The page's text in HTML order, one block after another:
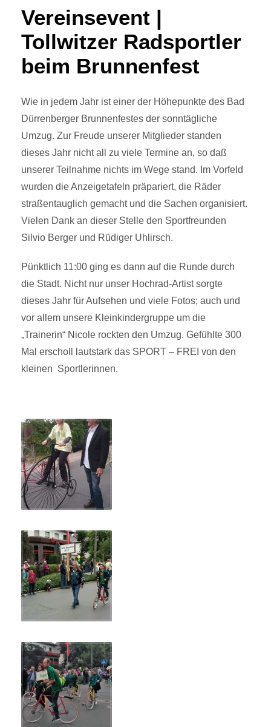
Vereinsevent |
Tollwitzer Radsportler
beim Brunnenfest
Wie in jedem Jahr ist einer der Höhepunkte des Bad
Dürrenberger Brunnenfestes der sonntägliche
Umzug. Zur Freude unserer Mitglieder standen
dieses Jahr nicht all zu viele Termine an, so daß
unserer Teilnahme nichts im Wege stand. Im Vorfeld
wurden die Anzeigetafeln präpariert, die Räder
straßentauglich gemacht und die Sachen organisiert.
Vielen Dank an dieser Stelle den Sportfreunden
Silvio Berger und Rüdiger Uhlirsch.
Pünktlich 11:00 ging es dann auf die Runde durch
die Stadt. Nicht nur unser Hochrad-Artist sorgte
dieses Jahr für Aufsehen und viele Fotos; auch und
vor allem unsere Kleinkindergruppe um die
„Trainerin“ Nicole rockten den Umzug. Gefühlte 300
Mal erscholl lautstark das SPORT – FREI von den
kleinen Sportlerinnen.